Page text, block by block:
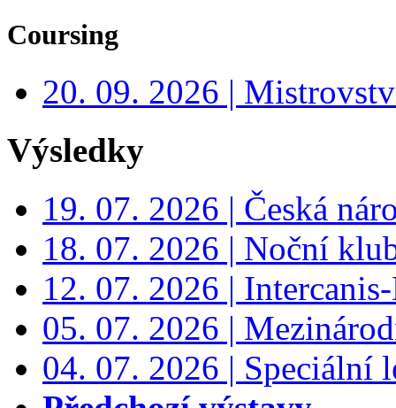
Coursing
20. 09. 2026 |
Výsledky
19. 07. 2026 | Česká
18. 07. 2026 | Noční
12. 07. 2026 |
05. 07. 2026 |
04. 07. 2026 | Speciální